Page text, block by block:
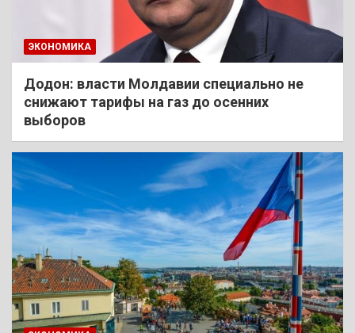
ЭКОНОМИКА
Додон: власти Молдавии специально не
снижают тарифы на газ до осенних
выборов